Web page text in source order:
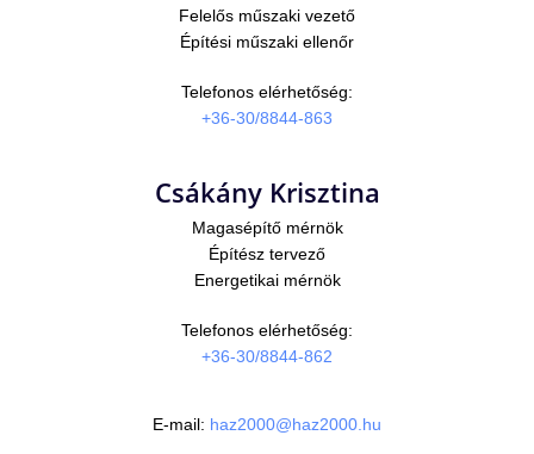
Felelős műszaki vezető
Építési műszaki ellenőr
Telefonos elérhetőség:
+36-30/8844-863
Csákány Krisztina
Magasépítő mérnök
Építész tervező
Energetikai mérnök
Telefonos elérhetőség:
+36-30/8844-862
E-mail: haz2000@haz2000.hu